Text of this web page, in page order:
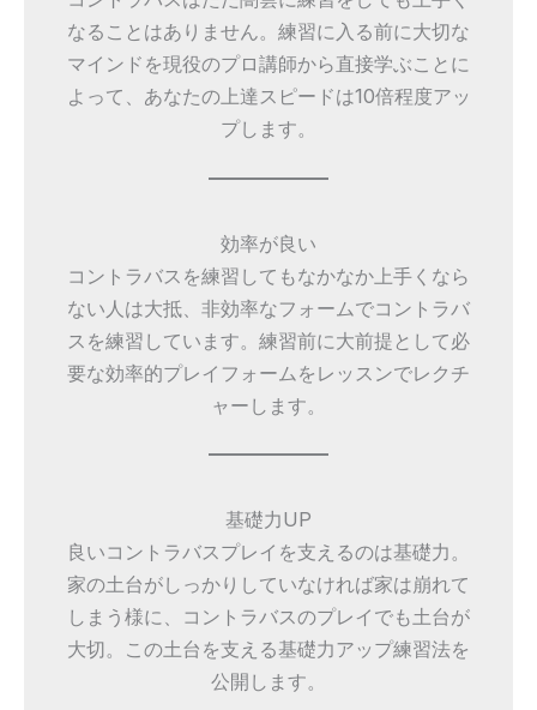
なることはありません。練習に入る前に大切な
マインドを現役のプロ講師から直接学ぶことに
よって、あなたの上達スピードは10倍程度アッ
プします。
効率が良い
コントラバスを練習してもなかなか上手くなら
ない人は大抵、非効率なフォームでコントラバ
スを練習しています。練習前に大前提として必
要な効率的プレイフォームをレッスンでレクチ
ャーします。
基礎力UP
良いコントラバスプレイを支えるのは基礎力。
家の土台がしっかりしていなければ家は崩れて
しまう様に、コントラバスのプレイでも土台が
大切。この土台を支える基礎力アップ練習法を
公開します。